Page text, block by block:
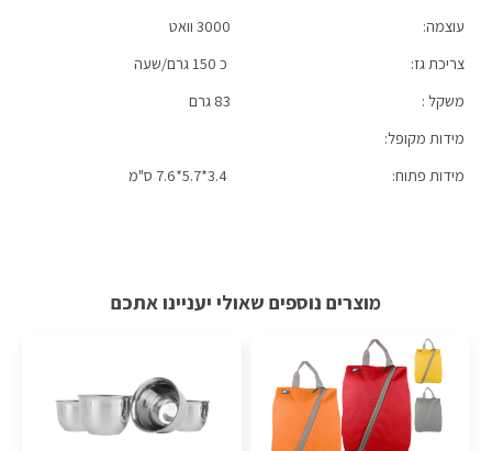
עוצמה:
3000 וואט
צריכת גז:
כ 150 גרם/שעה
משקל :
83 גרם
מידות מקופל:
מידות פתוח:
השליח ישלח הודעה שעתיים לפני הגעה לכתובתכם.
מוצרים נוספים שאולי יעניינו אתכם